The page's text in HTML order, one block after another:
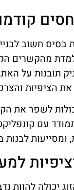
בסיס חשוב
מהקשרים
תובנות על
הציפיות
לשפר את
עם
ומסייעות
יכולה